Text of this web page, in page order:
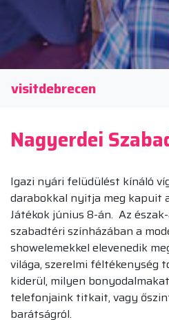
visitdebrecen
Nagyerdei
Igazi nyári felüdülést kínáló
darabokkal nyitja meg kapuit
Játékok június 8-án. Az
szabadtéri színházában a
showelemekkel elevenedik
világa, szerelmi féltékenység
kiderül, milyen
telefonjaink titkait, vagy
barátságról.